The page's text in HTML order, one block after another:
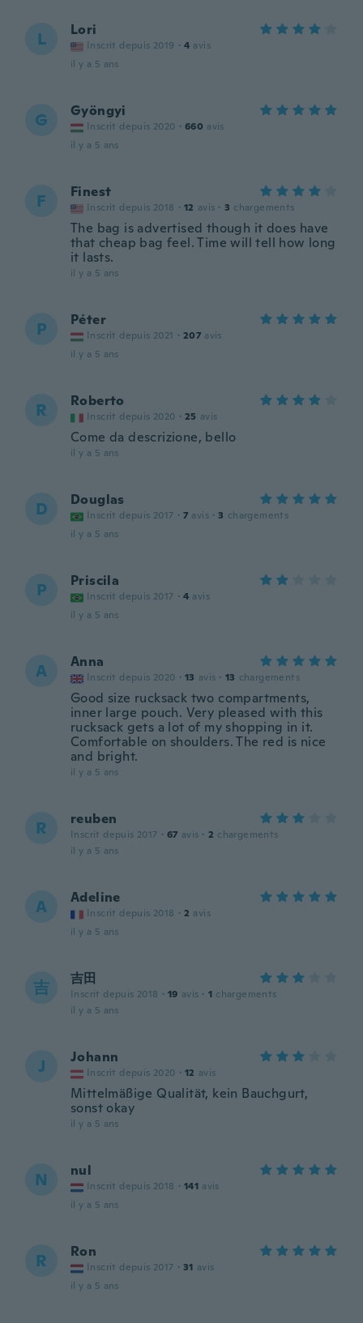
L Lori
Inscrit depuis 2019 · 4 avis
il y a 5 ans
G Gyöngyi
Inscrit depuis 2020 · 660 avis
il y a 5 ans
F Finest
Inscrit depuis 2018 · 12 avis · 3 chargements
The bag is advertised though it does have
that cheap bag feel. Time will tell how long
it lasts.
il y a 5 ans
P Péter
Inscrit depuis 2021 · 207 avis
il y a 5 ans
R Roberto
Inscrit depuis 2020 · 25 avis
Come da descrizione, bello
il y a 5 ans
D Douglas
Inscrit depuis 2017 · 7 avis · 3 chargements
il y a 5 ans
P Priscila
Inscrit depuis 2017 · 4 avis
il y a 5 ans
A Anna
Inscrit depuis 2020 · 13 avis · 13 chargements
Good size rucksack two compartments,
inner large pouch. Very pleased with this
rucksack gets a lot of my shopping in it.
Comfortable on shoulders. The red is nice
and bright.
il y a 5 ans
R reuben
Inscrit depuis 2017 · 67 avis · 2 chargements
il y a 5 ans
A Adeline
Inscrit depuis 2018 · 2 avis
il y a 5 ans
吉 吉田
Inscrit depuis 2018 · 19 avis · 1 chargements
il y a 5 ans
J Johann
Inscrit depuis 2020 · 12 avis
Mittelmäßige Qualität, kein Bauchgurt,
sonst okay
il y a 5 ans
N nul
Inscrit depuis 2018 · 141 avis
il y a 5 ans
R Ron
Inscrit depuis 2017 · 31 avis
il y a 5 ans